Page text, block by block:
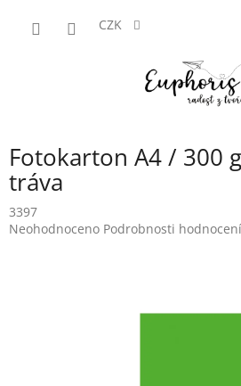
CZK
Fotokarton A4 / 300
tráva
3397
Průměrné
Neohodnoceno Podrobnosti hodnocení